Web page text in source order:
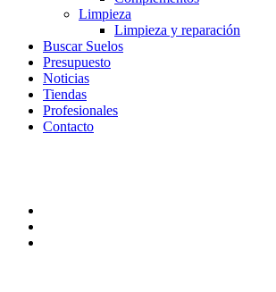
Limpieza
Limpieza y reparación
Buscar Suelos
Presupuesto
Noticias
Tiendas
Profesionales
Contacto